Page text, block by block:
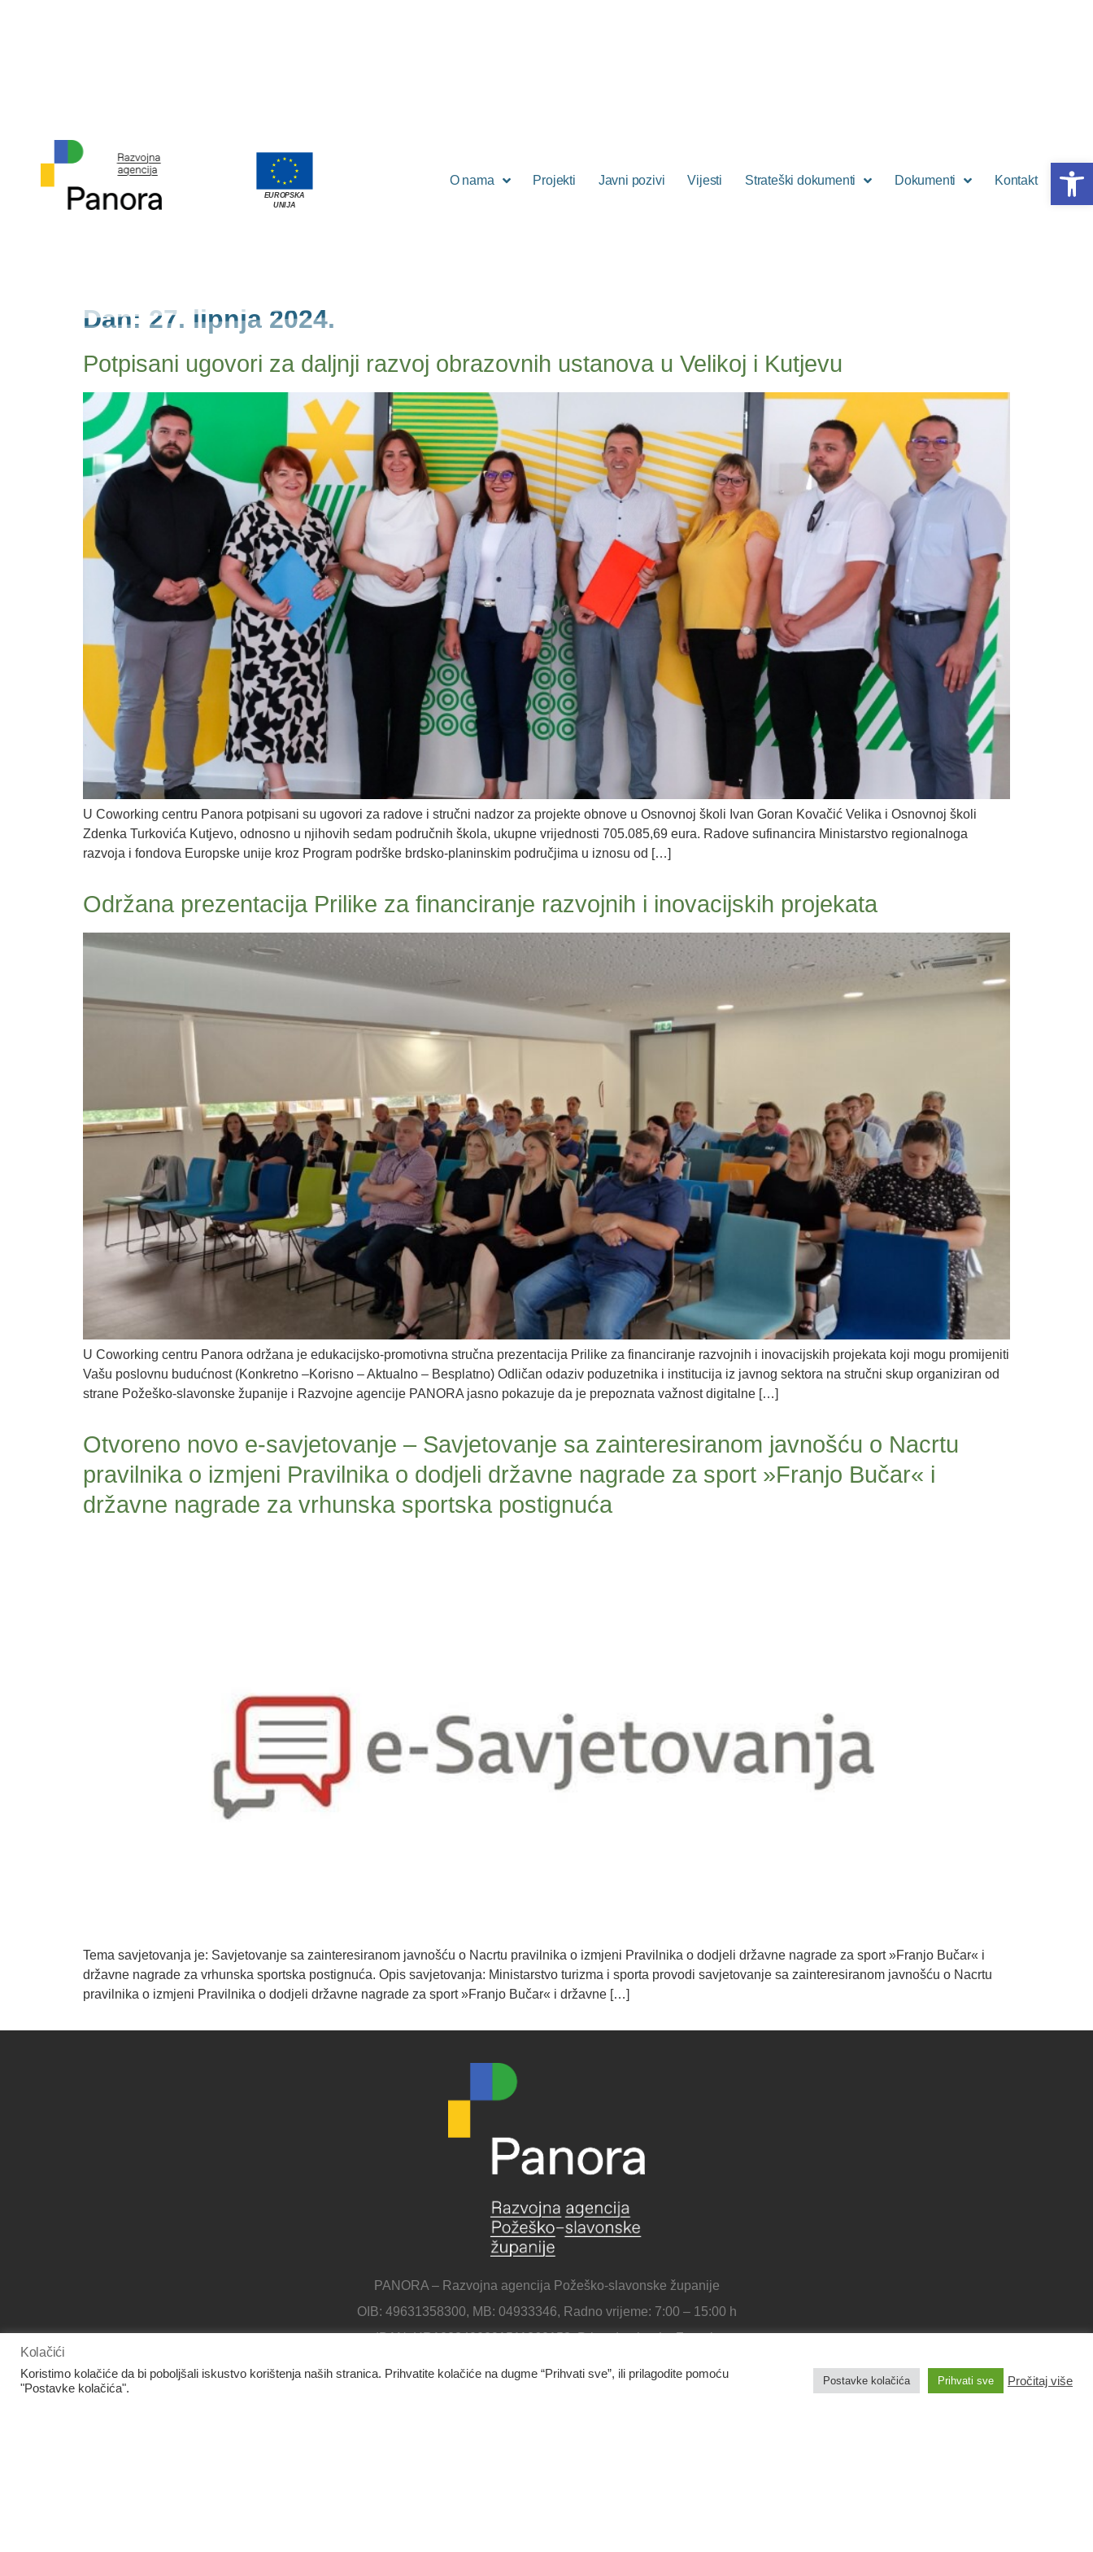
EUROPSKA
UNIJA
O nama Projekti Javni pozivi Vijesti Strateški dokumenti Dokumenti Kontakt
Dan: 27. lipnja 2024.
Potpisani ugovori za daljnji razvoj obrazovnih ustanova u Velikoj i Kutjevu
U Coworking centru Panora potpisani su ugovori za radove i stručni nadzor za projekte obnove u Osnovnoj školi Ivan Goran Kovačić Velika i Osnovnoj školi
Zdenka Turkovića Kutjevo, odnosno u njihovih sedam područnih škola, ukupne vrijednosti 705.085,69 eura. Radove sufinancira Ministarstvo regionalnoga
razvoja i fondova Europske unije kroz Program podrške brdsko-planinskim područjima u iznosu od […]
Održana prezentacija Prilike za financiranje razvojnih i inovacijskih projekata
U Coworking centru Panora održana je edukacijsko-promotivna stručna prezentacija Prilike za financiranje razvojnih i inovacijskih projekata koji mogu promijeniti
Vašu poslovnu budućnost (Konkretno –Korisno – Aktualno – Besplatno) Odličan odaziv poduzetnika i institucija iz javnog sektora na stručni skup organiziran od
strane Požeško-slavonske županije i Razvojne agencije PANORA jasno pokazuje da je prepoznata važnost digitalne […]
Otvoreno novo e-savjetovanje – Savjetovanje sa zainteresiranom javnošću o Nacrtu
pravilnika o izmjeni Pravilnika o dodjeli državne nagrade za sport »Franjo Bučar« i
državne nagrade za vrhunska sportska postignuća
Tema savjetovanja je: Savjetovanje sa zainteresiranom javnošću o Nacrtu pravilnika o izmjeni Pravilnika o dodjeli državne nagrade za sport »Franjo Bučar« i
državne nagrade za vrhunska sportska postignuća. Opis savjetovanja: Ministarstvo turizma i sporta provodi savjetovanje sa zainteresiranom javnošću o Nacrtu
pravilnika o izmjeni Pravilnika o dodjeli državne nagrade za sport »Franjo Bučar« i državne […]
PANORA – Razvojna agencija Požeško-slavonske županije
OIB: 49631358300, MB: 04933346, Radno vrijeme: 7:00 – 15:00 h
IBAN: HR1023400091511360153, Privredna banka Zagreb
Kolačići
Koristimo kolačiće da bi poboljšali iskustvo korištenja naših stranica. Prihvatite kolačiće na dugme “Prihvati sve”, ili prilagodite pomoću
"Postavke kolačića".
Postavke kolačića Prihvati sve Pročitaj više